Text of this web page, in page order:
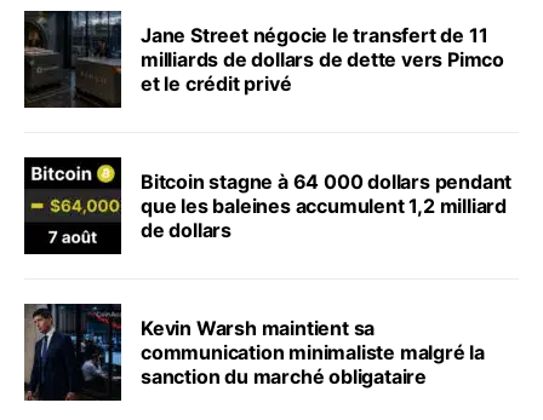
Jane Street négocie le transfert de 11
milliards de dollars de dette vers Pimco
et le crédit privé
Bitcoin stagne à 64 000 dollars pendant
que les baleines accumulent 1,2 milliard
de dollars
Kevin Warsh maintient sa
communication minimaliste malgré la
sanction du marché obligataire